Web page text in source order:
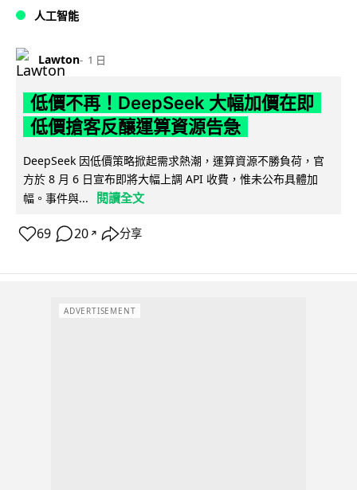
人工智能
Lawton 1 日
低價不再！DeepSeek 大幅加價在即
低價搶客反釀運算資源告急
DeepSeek 因低價策略掀起需求熱潮，運算資源不勝負荷，官
方於 8 月 6 日宣布即將大幅上調 API 收費，惟未公布具體加
幅。事件與...
閱讀全文
69 20 ↗ 分享
ADVERTISEMENT